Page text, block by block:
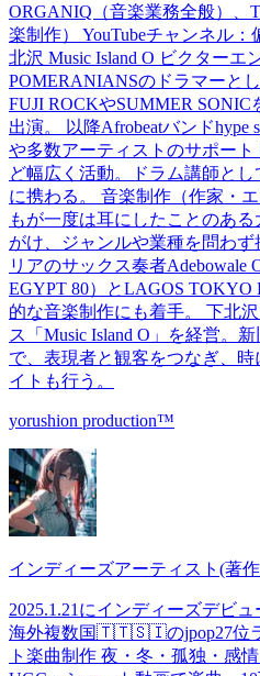
ORGANIQ（音楽業務全般）、
楽制作） YouTubeチャンネル
北沢 Music Island O ビクターエ
POMERANIANSのドラマーと
FUJI ROCKやSUMMER
出演。 以降Afrobeatバンドhype
や多数アーティストのサポー
ど幅広く活動。ドラム講師と
に携わる。 音楽制作（作家・
もが一度は耳にしたことのあ
がけ、ジャンルや業種を問わず
リアのサックス奏者Adebowale
EGYPT 80）とLAGOS TOKYO
的な音楽制作にも着手。 下北
ス「Music Island O」を経営。
で、表現者と観客をつなぎ、
イトも行う。
yorushion production™︎
インディーズアーティスト(著
2025.1.21にインディーズデビ
海外複数国🇹🇹🇸🇮のjpop27位
ト楽曲制作 夜・冬・孤独・感